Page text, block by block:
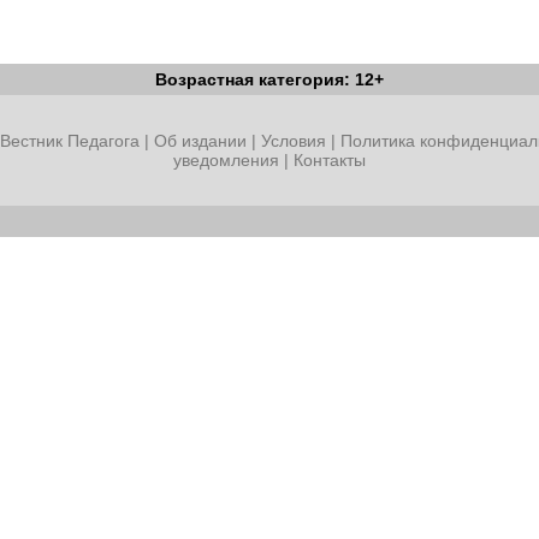
Возрастная категория: 12+
Вестник Педагога | Об издании | Условия | Политика
уведомления | Контакты